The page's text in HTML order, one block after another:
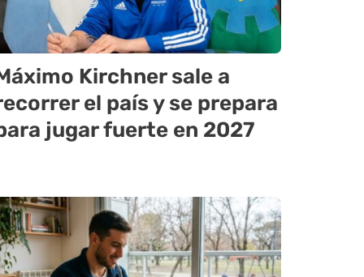
Kirchner sale a
el país y se prepara
jugar fuerte en 2027